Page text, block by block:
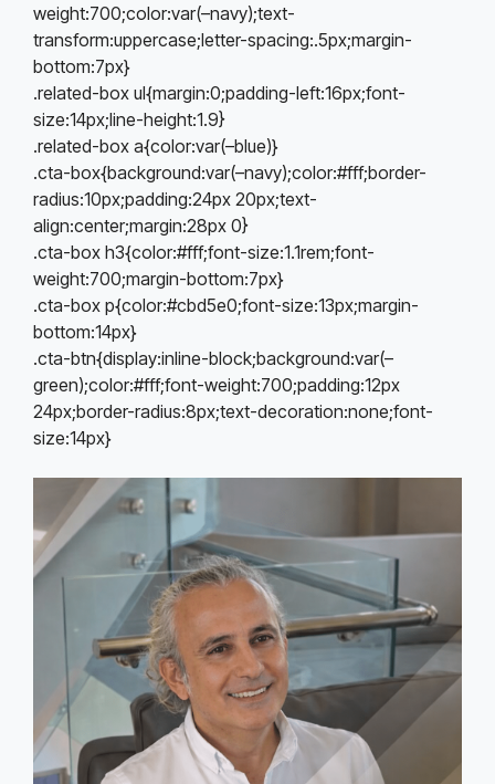
weight:700;color:var(–navy);text-
transform:uppercase;letter-spacing:.5px;margin-
bottom:7px}
.related-box ul{margin:0;padding-left:16px;font-
size:14px;line-height:1.9}
.related-box a{color:var(–blue)}
.cta-box{background:var(–navy);color:#fff;border-
radius:10px;padding:24px 20px;text-
align:center;margin:28px 0}
.cta-box h3{color:#fff;font-size:1.1rem;font-
weight:700;margin-bottom:7px}
.cta-box p{color:#cbd5e0;font-size:13px;margin-
bottom:14px}
.cta-btn{display:inline-block;background:var(–
green);color:#fff;font-weight:700;padding:12px
24px;border-radius:8px;text-decoration:none;font-
size:14px}